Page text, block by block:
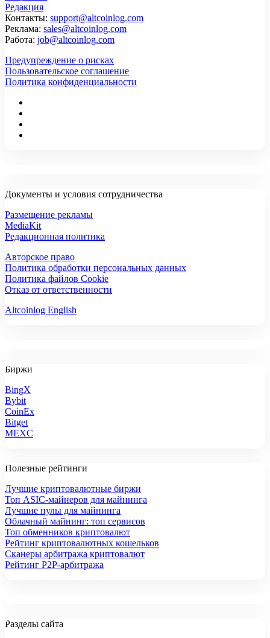
Редакция
Контакты: support@altcoinlog.com
Реклама: sales@altcoinlog.com
Работа: job@altcoinlog.com
Предупреждение о рисках
Пользовательское соглашение
Политика конфиденциальности
Документы и условия сотрудничества
Размещение рекламы
MediaKit
Редакционная политика
Авторское право
Политика обработки персональных данных
Политика файлов Cookie
Отказ от ответственности
Altcoinlog English
Биржи
BingX
Bybit
CoinEx
Bitget
MEXC
Полезные рейтинги
Лучшие криптовалютные биржи
Топ ASIC-майнеров для майнинга
Лучшие пулы для майнинга
Облачный майнинг: топ сервисов
Топ обменников криптовалют
Рейтинг криптовалютных кошельков
Сканеры арбитража криптовалют
Рейтинг P2P-арбитража
Разделы сайта